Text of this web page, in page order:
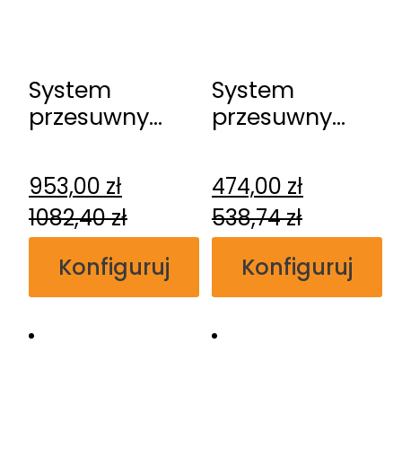
System
przesuwny
naścienny
Spazio CD
953,00 zł
1082,40zł
Konfiguruj
System
przesuwny
naścienny
474,00 zł
538,74zł
Konfiguruj